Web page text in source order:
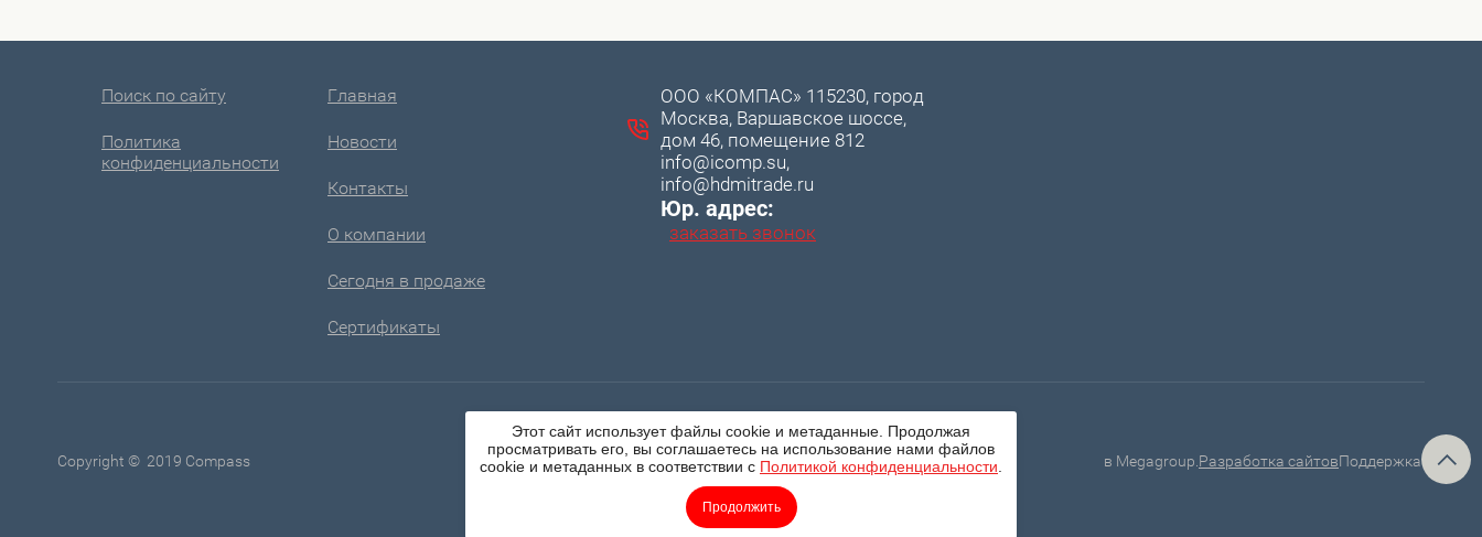
Поиск по сайту
Политика
конфиденциальности
Главная
Новости
Контакты
О компании
Сегодня в продаже
Сертификаты
ООО «КОМПАС» 115230, город
Москва, Варшавское шоссе,
дом 46, помещение 812
info@icomp.su,
info@hdmitrade.ru
Юр. адрес:
заказать звонок
Copyright © 2019 Compass Поддержка.
Разработка сайтов
в Megagroup.
Этот сайт использует файлы cookie и метаданные. Продолжая
просматривать его, вы соглашаетесь на использование нами файлов
cookie и метаданных в соответствии с Политикой конфиденциальности
Продолжить